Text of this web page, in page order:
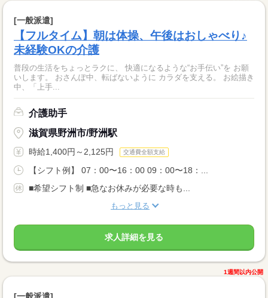
[一般派遣]
【フルタイム】朝は体操、午後はおしゃべり♪
未経験OKの介護
普段の生活をちょっとラクに、 快適になるような“お手伝い”を お願
いします。 おさんぽ中、転ばないように カラダを支える。 お絵描き
中、「上手...
介護助手
滋賀県野洲市/野洲駅
時給1,400円～2,125円 交通費全額支給
【シフト例】 07：00〜16：00 09：00〜18：...
■希望シフト制 ■急なお休みが必要な時も...
もっと見る
求人詳細を見る
1週間以内公開